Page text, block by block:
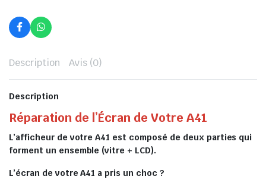
Description Avis (0)
Description
Réparation de l’Écran de Votre A41
L’afficheur de votre A41 est composé de deux parties qui
forment un ensemble (vitre + LCD).
L’écran de votre A41 a pris un choc ?